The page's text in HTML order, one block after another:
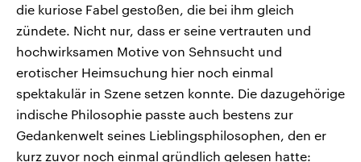
die kuriose Fabel gestoßen, die bei ihm gleich
zündete. Nicht nur, dass er seine vertrauten und
hochwirksamen Motive von Sehnsucht und
erotischer Heimsuchung hier noch einmal
spektakulär in Szene setzen konnte. Die dazugehörige
indische Philosophie passte auch bestens zur
Gedankenwelt seines Lieblingsphilosophen, den er
kurz zuvor noch einmal gründlich gelesen hatte: